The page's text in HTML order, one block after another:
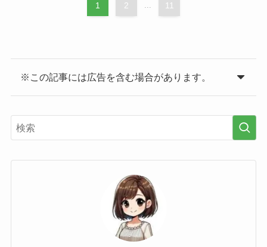
1 2 ... 11
※この記事には広告を含む場合があります。